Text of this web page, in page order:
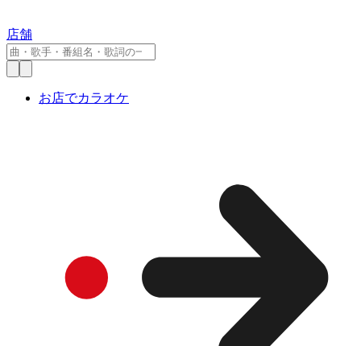
店舗
お店でカラオケ